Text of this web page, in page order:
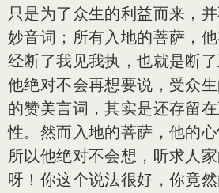
只是为了众生的利益而来，
妙音词；所有入地的菩萨，
经断了我见我执，也就是断
他绝对不会再想要说，受众
的赞美言词，其实是还存留
性。然而入地的菩萨，他的
所以他绝对不会想，听求人
呀！你这个说法很好，你竟